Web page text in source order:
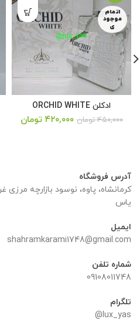
اتمام
موجود
ی
ادکلن ORCHID WHITE
۴۵۰,۰۰۰ تومان قیمت
۴۲۰,۰۰۰ تومان
آدرس فروشگاه
یاس
ایمیل
shahramkarami1748@gmail.com
شماره تلفن
09108011748
تلگرام
lux_yas@